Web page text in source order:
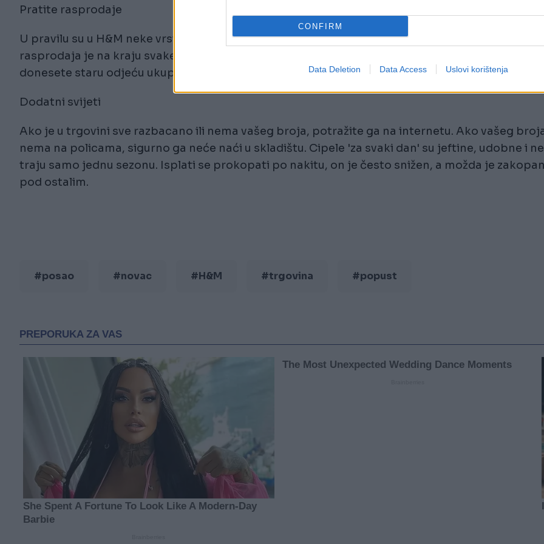
CONFIRM
Data Deletion Data Access Uslovi korištenja
Pratite rasprodaje
U pravilu su u H&M neke vrste sniženja svakih nekoliko tjedana, ne škodi ih popratiti. Velika
rasprodaja je na kraju svake sezone. Stvari od prošle sezone često su snižene 50 posto (a ako
donesete staru odjeću ukupni popust bit će 65 posto).
Dodatni svijeti
Ako je u trgovini sve razbacano ili nema vašeg broja, potražite ga na internetu. Ako vašeg
nema na policama, sigurno ga neće naći u skladištu. Cipele 'za svaki dan' su jeftine, udobne i ne
traju samo jednu sezonu. Isplati se prokopati po nakitu, on je često snižen, a možda je
pod ostalim.
#posao #novac #H&M #trgovina #popust